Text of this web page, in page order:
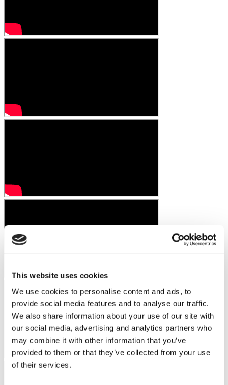
This website uses cookies
We use cookies to personalise content and ads, to
provide social media features and to analyse our traffic.
We also share information about your use of our site with
our social media, advertising and analytics partners who
may combine it with other information that you’ve
provided to them or that they’ve collected from your use
of their services.